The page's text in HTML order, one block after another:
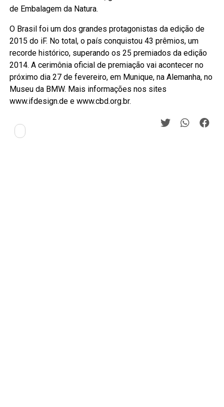
de Embalagem da Natura.
O Brasil foi um dos grandes protagonistas da edição de
2015 do iF. No total, o país conquistou 43 prêmios, um
recorde histórico, superando os 25 premiados da edição
2014. A cerimônia oficial de premiação vai acontecer no
próximo dia 27 de fevereiro, em Munique, na Alemanha, no
Museu da BMW. Mais informações nos sites
www.ifdesign.de e www.cbd.org.br.